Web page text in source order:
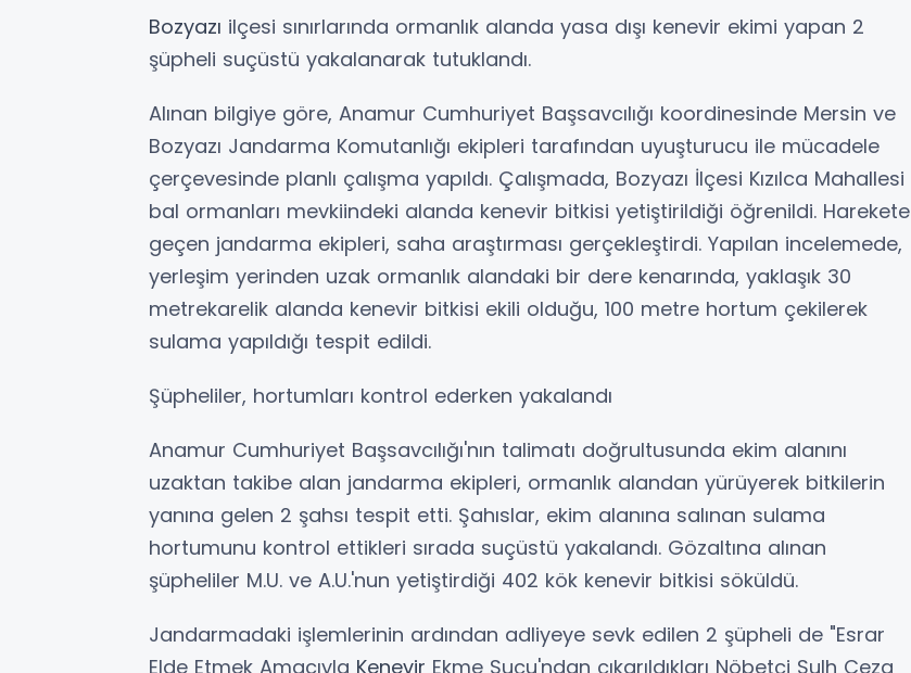
Bozyazı ilçesi sınırlarında ormanlık alanda yasa dışı kenevir ekimi yapan 2
şüpheli suçüstü yakalanarak tutuklandı.
Alınan bilgiye göre, Anamur Cumhuriyet Başsavcılığı koordinesinde Mersin ve
Bozyazı Jandarma Komutanlığı ekipleri tarafından uyuşturucu ile mücadele
çerçevesinde planlı çalışma yapıldı. Çalışmada, Bozyazı İlçesi Kızılca Mahallesi
bal ormanları mevkiindeki alanda kenevir bitkisi yetiştirildiği öğrenildi. Harekete
geçen jandarma ekipleri, saha araştırması gerçekleştirdi. Yapılan incelemede,
yerleşim yerinden uzak ormanlık alandaki bir dere kenarında, yaklaşık 30
metrekarelik alanda kenevir bitkisi ekili olduğu, 100 metre hortum çekilerek
sulama yapıldığı tespit edildi.
Şüpheliler, hortumları kontrol ederken yakalandı
Anamur Cumhuriyet Başsavcılığı'nın talimatı doğrultusunda ekim alanını
uzaktan takibe alan jandarma ekipleri, ormanlık alandan yürüyerek bitkilerin
yanına gelen 2 şahsı tespit etti. Şahıslar, ekim alanına salınan sulama
hortumunu kontrol ettikleri sırada suçüstü yakalandı. Gözaltına alınan
şüpheliler M.U. ve A.U.'nun yetiştirdiği 402 kök kenevir bitkisi söküldü.
Jandarmadaki işlemlerinin ardından adliyeye sevk edilen 2 şüpheli de "Esrar
Elde Etmek Amacıyla Kenevir Ekme Suçu'ndan çıkarıldıkları Nöbetçi Sulh Ceza